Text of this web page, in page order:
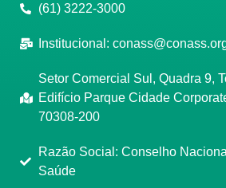
(61) 3222-3000
Institucional:
Setor Comercial Sul, Quadra 9,
Edifício Parque Cidade
70308-200
Razão Social: Conselho
Saúde